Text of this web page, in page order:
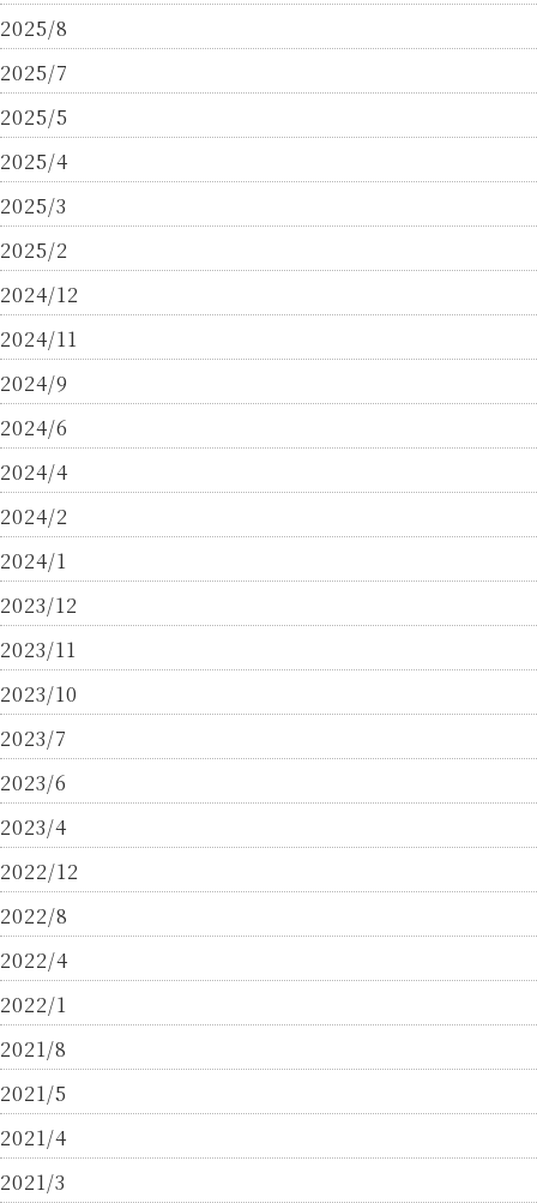
2025/8
2025/7
2025/5
2025/4
2025/3
2025/2
2024/12
2024/11
2024/9
2024/6
2024/4
2024/2
2024/1
2023/12
2023/11
2023/10
2023/7
2023/6
2023/4
2022/12
2022/8
2022/4
2022/1
2021/8
2021/5
2021/4
2021/3